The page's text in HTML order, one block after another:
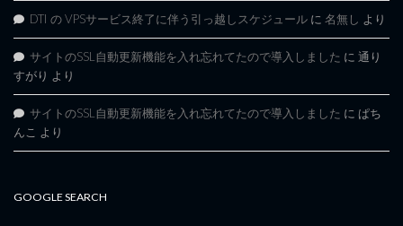
DTI の VPSサービス終了に伴う引っ越しスケジュール に 名無し より
サイトのSSL自動更新機能を入れ忘れてたので導入しました に 通り
すがり より
サイトのSSL自動更新機能を入れ忘れてたので導入しました に ぱち
んこ より
GOOGLE SEARCH